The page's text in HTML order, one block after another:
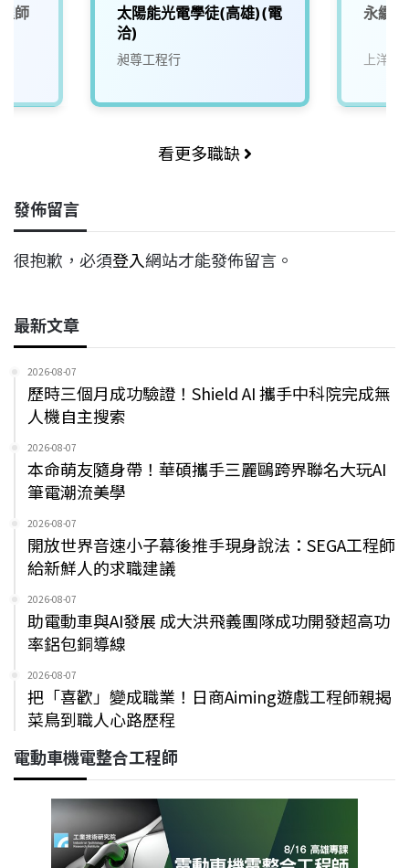
師
太陽能光電學徒(高雄)(電
洽)
昶尊工程行
永續
上洋產
看更多職缺
發佈留言
很抱歉，必須登入網站才能發佈留言。
最新文章
2026-08-07
歷時三個月成功驗證！Shield AI 攜手中科院完成無
人機自主搜索
2026-08-07
本命萌友隨身帶！華碩攜手三麗鷗跨界聯名大玩AI
筆電潮流美學
2026-08-07
開放世界音速小子幕後推手現身說法：SEGA工程師
給新鮮人的求職建議
2026-08-07
助電動車與AI發展 成大洪飛義團隊成功開發超高功
率鋁包銅導線
2026-08-07
把「喜歡」變成職業！日商Aiming遊戲工程師親揭
菜鳥到職人心路歷程
電動車機電整合工程師